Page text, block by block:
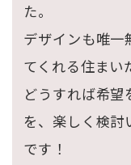
た。
デザインも唯一
てくれる住まい
どうすれば希望
を、楽しく検討
です！